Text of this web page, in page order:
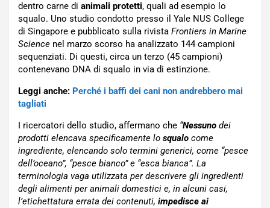
dentro carne di animali protetti, quali ad esempio lo
squalo. Uno studio condotto presso il Yale NUS College
di Singapore e pubblicato sulla rivista Frontiers in Marine
Science nel marzo scorso ha analizzato 144 campioni
sequenziati. Di questi, circa un terzo (45 campioni)
contenevano DNA di squalo in via di estinzione.
Leggi anche: Perché i baffi dei cani non andrebbero mai
tagliati
I ricercatori dello studio, affermano che “Nessuno dei
prodotti elencava specificamente lo squalo come
ingrediente, elencando solo termini generici, come “pesce
dell’oceano”, “pesce bianco” e “esca bianca”. La
terminologia vaga utilizzata per descrivere gli ingredienti
degli alimenti per animali domestici e, in alcuni casi,
l’etichettatura errata dei contenuti, impedisce ai